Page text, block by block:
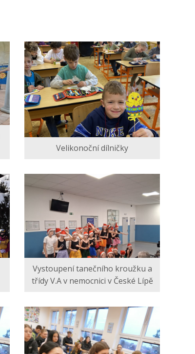
Velikonoční dílničky
Vystoupení tanečního kroužku a
třídy V.A v nemocnici v České Lípě